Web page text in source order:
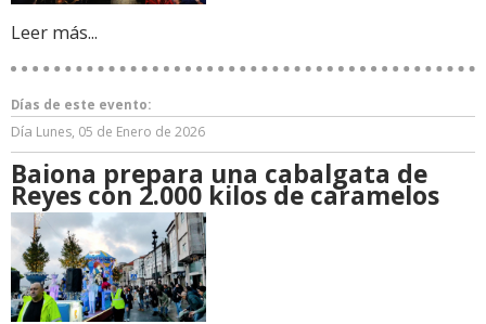
Leer más...
Días de este evento:
Día Lunes, 05 de Enero de 2026
Baiona prepara una cabalgata de
Reyes con 2.000 kilos de caramelos